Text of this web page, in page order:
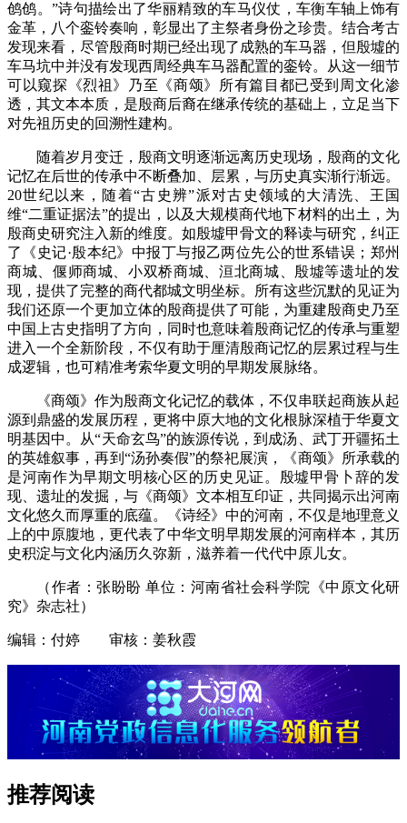
鸧鸧。”诗句描绘出了华丽精致的车马仪仗，车衡车轴上饰有
金革，八个銮铃奏响，彰显出了主祭者身份之珍贵。结合考古
发现来看，尽管殷商时期已经出现了成熟的车马器，但殷墟的
车马坑中并没有发现西周经典车马器配置的銮铃。从这一细节
可以窥探《烈祖》乃至《商颂》所有篇目都已受到周文化渗
透，其文本本质，是殷商后裔在继承传统的基础上，立足当下
对先祖历史的回溯性建构。
随着岁月变迁，殷商文明逐渐远离历史现场，殷商的文化
记忆在后世的传承中不断叠加、层累，与历史真实渐行渐远。
20世纪以来，随着“古史辨”派对古史领域的大清洗、王国
维“二重证据法”的提出，以及大规模商代地下材料的出土，为
殷商史研究注入新的维度。如殷墟甲骨文的释读与研究，纠正
了《史记·殷本纪》中报丁与报乙两位先公的世系错误；郑州
商城、偃师商城、小双桥商城、洹北商城、殷墟等遗址的发
现，提供了完整的商代都城文明坐标。所有这些沉默的见证为
我们还原一个更加立体的殷商提供了可能，为重建殷商史乃至
中国上古史指明了方向，同时也意味着殷商记忆的传承与重塑
进入一个全新阶段，不仅有助于厘清殷商记忆的层累过程与生
成逻辑，也可精准考索华夏文明的早期发展脉络。
《商颂》作为殷商文化记忆的载体，不仅串联起商族从起
源到鼎盛的发展历程，更将中原大地的文化根脉深植于华夏文
明基因中。从“天命玄鸟”的族源传说，到成汤、武丁开疆拓土
的英雄叙事，再到“汤孙奏假”的祭祀展演，《商颂》所承载的
是河南作为早期文明核心区的历史见证。殷墟甲骨卜辞的发
现、遗址的发掘，与《商颂》文本相互印证，共同揭示出河南
文化悠久而厚重的底蕴。《诗经》中的河南，不仅是地理意义
上的中原腹地，更代表了中华文明早期发展的河南样本，其历
史积淀与文化内涵历久弥新，滋养着一代代中原儿女。
（作者：张盼盼 单位：河南省社会科学院《中原文化研
究》杂志社）
编辑：付婷 审核：姜秋霞
推荐阅读